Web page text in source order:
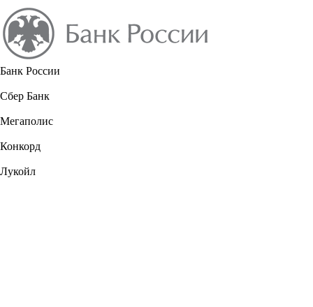
Банк России
Сбер Банк
Мегаполис
Конкорд
Лукойл